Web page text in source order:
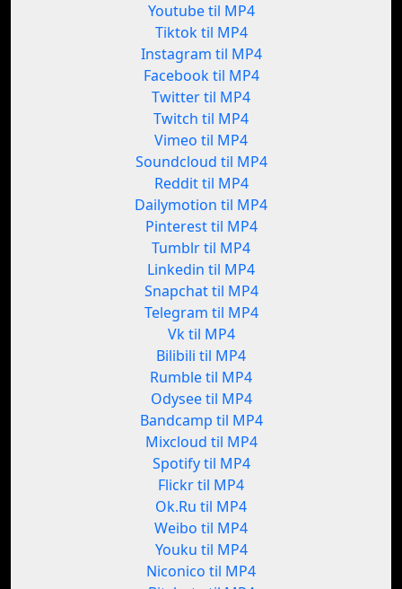
Youtube til MP4
Tiktok til MP4
Instagram til MP4
Facebook til MP4
Twitter til MP4
Twitch til MP4
Vimeo til MP4
Soundcloud til MP4
Reddit til MP4
Dailymotion til MP4
Pinterest til MP4
Tumblr til MP4
Linkedin til MP4
Snapchat til MP4
Telegram til MP4
Vk til MP4
Bilibili til MP4
Rumble til MP4
Odysee til MP4
Bandcamp til MP4
Mixcloud til MP4
Spotify til MP4
Flickr til MP4
Ok.Ru til MP4
Weibo til MP4
Youku til MP4
Niconico til MP4